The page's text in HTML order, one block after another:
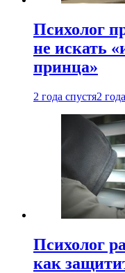
Психолог
не искать
принца»
2 года спустя2
Психолог
как